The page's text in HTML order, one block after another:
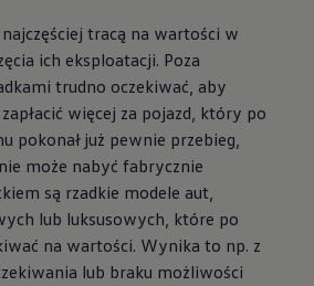
tracą na wartości w
ich eksploatacji. Poza
trudno oczekiwać, aby
więcej za pojazd, który po
pokonał już pewnie przebieg,
może nabyć fabrycznie
są rzadkie modele aut,
lub luksusowych, które po
na wartości. Wynika to np. z
lub braku możliwości